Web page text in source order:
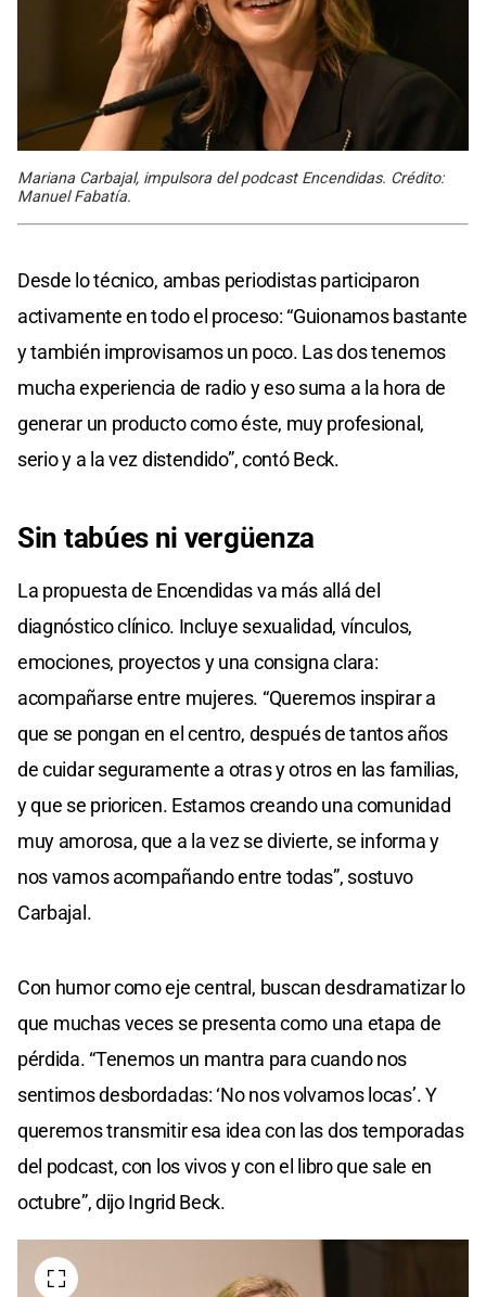
Mariana Carbajal, impulsora del podcast Encendidas. Crédito:
Manuel Fabatía.
Desde lo técnico, ambas periodistas participaron
activamente en todo el proceso: “Guionamos bastante
y también improvisamos un poco. Las dos tenemos
mucha experiencia de radio y eso suma a la hora de
generar un producto como éste, muy profesional,
serio y a la vez distendido”, contó Beck.
Sin tabúes ni vergüenza
La propuesta de Encendidas va más allá del
diagnóstico clínico. Incluye sexualidad, vínculos,
emociones, proyectos y una consigna clara:
acompañarse entre mujeres. “Queremos inspirar a
que se pongan en el centro, después de tantos años
de cuidar seguramente a otras y otros en las familias,
y que se prioricen. Estamos creando una comunidad
muy amorosa, que a la vez se divierte, se informa y
nos vamos acompañando entre todas”, sostuvo
Carbajal.
Con humor como eje central, buscan desdramatizar lo
que muchas veces se presenta como una etapa de
pérdida. “Tenemos un mantra para cuando nos
sentimos desbordadas: ‘No nos volvamos locas’. Y
queremos transmitir esa idea con las dos temporadas
del podcast, con los vivos y con el libro que sale en
octubre”, dijo Ingrid Beck.